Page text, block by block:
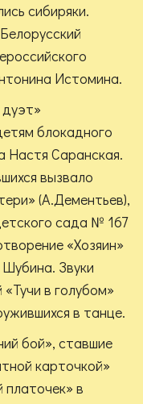
сибиряки.
Истомина.
блокадного
Настя Саранская.
вызвало
(А.Дементьев),
сада № 167
«Хозяин»
Звуки
в голубом»
в танце.
бой», ставшие
карточкой»
в